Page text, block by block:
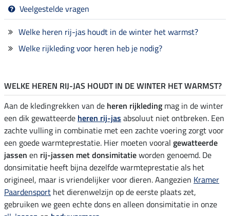
Veelgestelde vragen
Welke heren rij-jas houdt in de winter het warmst?
Welke rijkleding voor heren heb je nodig?
WELKE HEREN RIJ-JAS HOUDT IN DE WINTER HET WARMST?
Aan de kledingrekken van de heren rijkleding mag in de winter
een dik gewatteerde heren rij-jas absoluut niet ontbreken. Een
zachte vulling in combinatie met een zachte voering zorgt voor
een goede warmteprestatie. Hier moeten vooral gewatteerde
jassen en rij-jassen met donsimitatieworden genoemd. De
donsimitatie heeft bijna dezelfde warmteprestatie als het
origineel, maar is vriendelijker voor dieren. Aangezien Kramer
Paardensport het dierenwelzijn op de eerste plaats zet,
gebruiken we geen echte dons en alleen donsimitatie in onze